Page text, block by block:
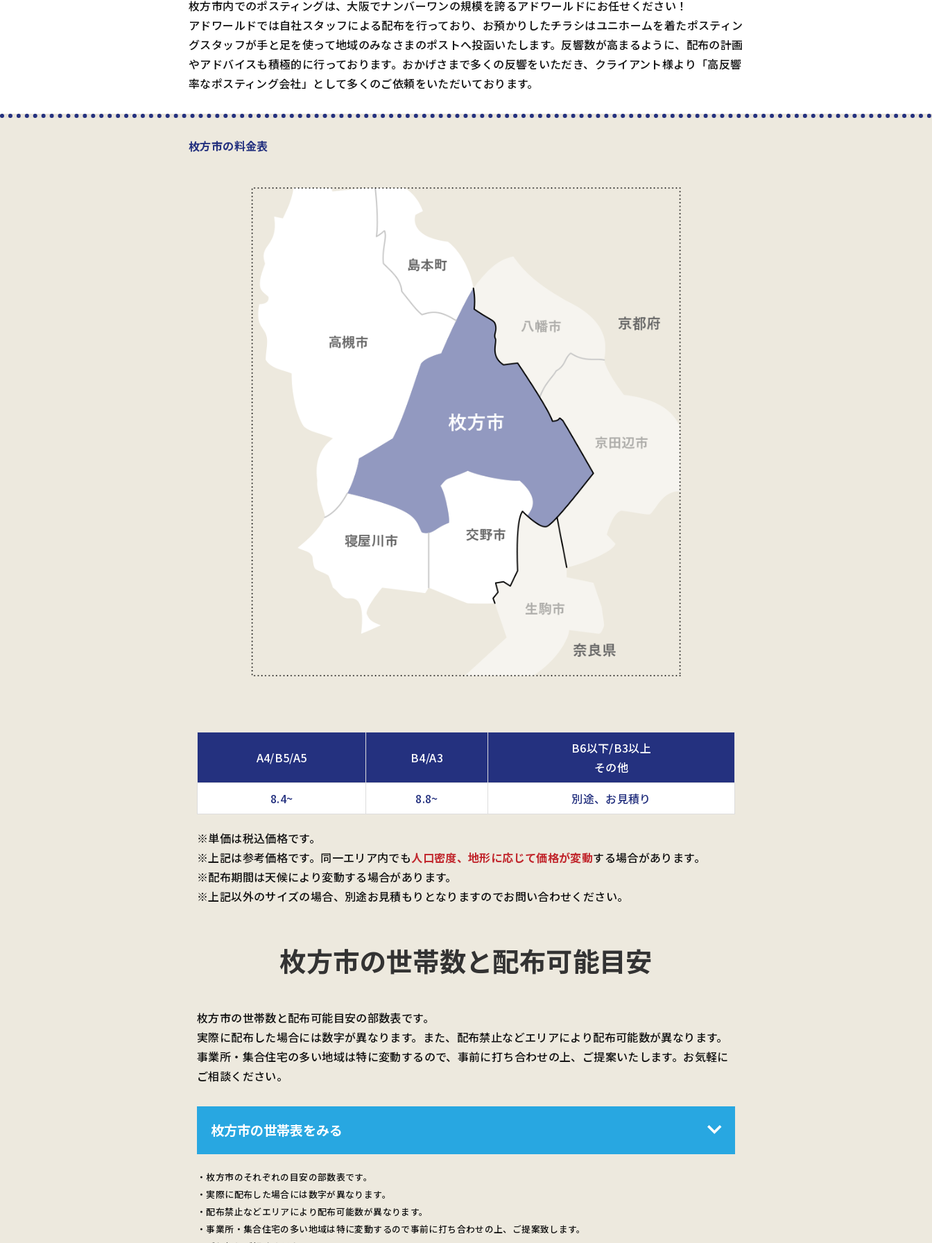
枚方市内でのポスティングは、大阪でナンバーワンの規模を誇るアドワールドにお任せください！
アドワールドでは自社スタッフによる配布を行っており、お預かりしたチラシはユニホームを着たポスティン
グスタッフが手と足を使って地域のみなさまのポストへ投函いたします。反響数が高まるように、配布の計画
やアドバイスも積極的に行っております。おかげさまで多くの反響をいただき、クライアント様より「高反響
率なポスティング会社」として多くのご依頼をいただいております。
枚方市の料金表
A4/B5/A5 B4/A3
B6以下/B3以上
その他
8.4~
8.8~ 別途、お見積り
※単価は税込価格です。
※上記は参考価格です。同一エリア内でも人口密度、地形に応じて価格が変動する場合があります。
※配布期間は天候により変動する場合があります。
※上記以外のサイズの場合、別途お見積もりとなりますのでお問い合わせください。
枚方市の世帯数と配布可能目安
枚方市の世帯数と配布可能目安の部数表です。
実際に配布した場合には数字が異なります。また、配布禁止などエリアにより配布可能数が異なります。
事業所・集合住宅の多い地域は特に変動するので、事前に打ち合わせの上、ご提案いたします。お気軽に
ご相談ください。
枚方市の世帯表をみる
・枚方市のそれぞれの目安の部数表です。
・実際に配布した場合には数字が異なります。
・配布禁止などエリアにより配布可能数が異なります。
・事業所・集合住宅の多い地域は特に変動するので事前に打ち合わせの上、ご提案致します。